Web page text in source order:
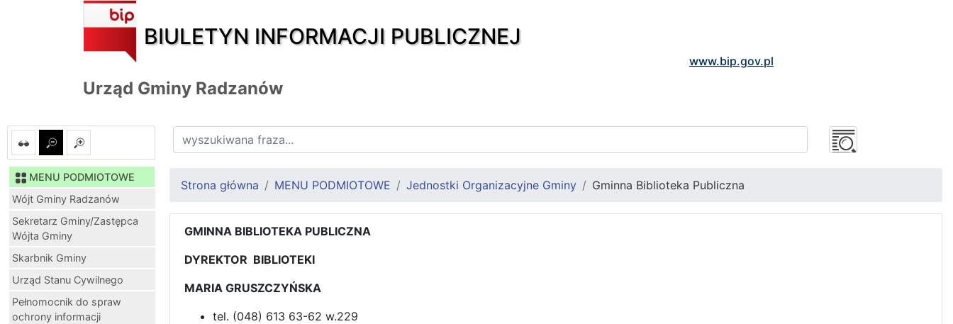
BIULETYN INFORMACJI PUBLICZNEJ
www.bip.gov.pl
Urząd Gminy Radzanów
MENU PODMIOTOWE
Wójt Gminy Radzanów
Sekretarz Gminy/Zastępca
Wójta Gminy
Skarbnik Gminy
Urząd Stanu Cywilnego
Pełnomocnik do spraw
ochrony informacji
Strona główna MENU PODMIOTOWE Jednostki Organizacyjne Gminy Gminna Biblioteka Publiczna
GMINNA BIBLIOTEKA PUBLICZNA
DYREKTOR BIBLIOTEKI
MARIA GRUSZCZYŃSKA
tel. (048) 613 63-62 w.229